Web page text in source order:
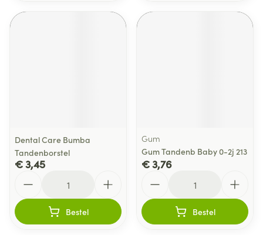
Dental Care Bumba
Tandenborstel
€ 3,45
Bestel
Gum
Gum Tandenb Baby 0-2j 213
€ 3,76
Bestel